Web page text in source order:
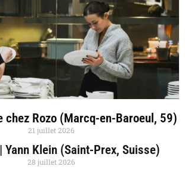
chez Rozo (Marcq-en-Baroeul, 59)
21 juillet 2026
Yann Klein (Saint-Prex, Suisse)
28 juillet 2026